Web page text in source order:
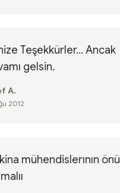
Teşekkürler... Ancak
gelsin.
A.
2012
mühendislerının önü